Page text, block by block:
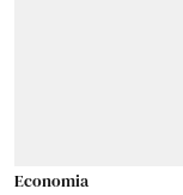
Economia